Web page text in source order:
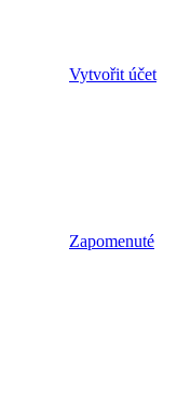
Vytvořit účet
Zapomenuté